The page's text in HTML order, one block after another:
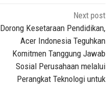
Next post
Dorong Kesetaraan Pendidikan,
Acer Indonesia Teguhkan
Komitmen Tanggung Jawab
Sosial Perusahaan melalui
Perangkat Teknologi untuk